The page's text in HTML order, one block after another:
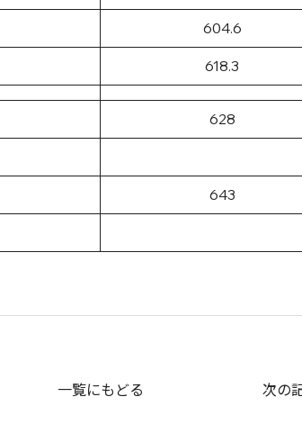
604.6
618.3
628
643
一覧にもどる 次の